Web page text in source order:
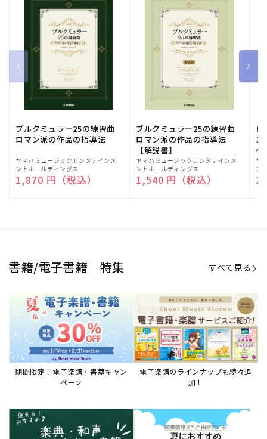
ブルクミュラー25の練習曲
ロマン派の作品の指導法
販
売
元:
ヤマハミュージックエンタテインメ
ントホールディングス
通常価格
1,870 円（税込）
ブルクミュラー25の練習曲
ロマン派の作品の指導法
【解説書】
販
売
元:
ヤマハミュージックエンタテインメ
ントホールディングス
通常価格
1,540 円（税込）
ピ
ス
～
販
売
元:
ヤ
ン
書籍/電子書籍 特集 すべて見る
期間限定！電子楽譜・書籍キャン
ペーン
電子楽譜のラインナップも続々追
加！